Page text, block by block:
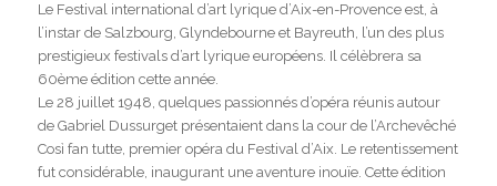
Le Festival international d’art lyrique d’Aix-en-Provence est, à
l’instar de Salzbourg, Glyndebourne et Bayreuth, l’un des plus
prestigieux festivals d’art lyrique européens. Il célèbrera sa
60ème édition cette année.
Le 28 juillet 1948, quelques passionnés d’opéra réunis autour
de Gabriel Dussurget présentaient dans la cour de l’Archevêché
Così fan tutte, premier opéra du Festival d’Aix. Le retentissement
fut considérable, inaugurant une aventure inouïe. Cette édition